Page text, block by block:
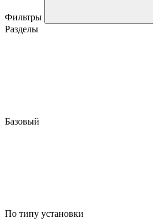
Фильтры
Разделы
Базовый
По типу установки